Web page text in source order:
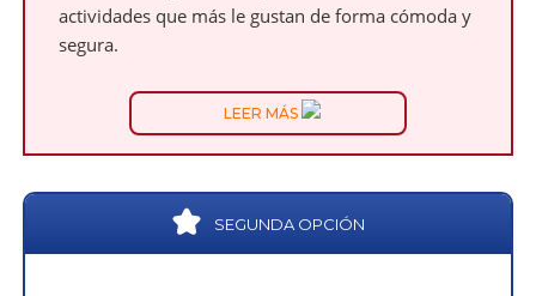
actividades que más le gustan de forma cómoda y
segura.
LEER MÁS
SEGUNDA OPCIÓN